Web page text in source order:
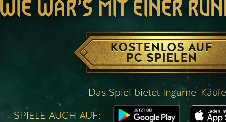
WIE WÄR’S MIT EINER
KOSTENLOS AUF
PC SPIELEN
Das Spiel bietet Ingame-Käufe
SPIELE AUCH AUF: